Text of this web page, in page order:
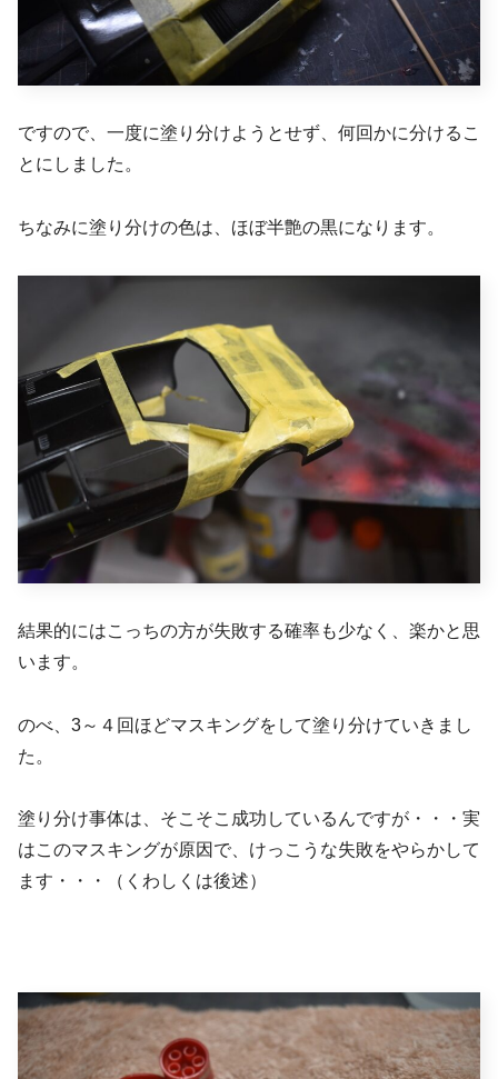
ですので、一度に塗り分けようとせず、何回かに分けるこ
とにしました。
ちなみに塗り分けの色は、ほぼ半艶の黒になります。
結果的にはこっちの方が失敗する確率も少なく、楽かと思
います。
のべ、3～４回ほどマスキングをして塗り分けていきまし
た。
塗り分け事体は、そこそこ成功しているんですが・・・実
はこのマスキングが原因で、けっこうな失敗をやらかして
ます・・・（くわしくは後述）